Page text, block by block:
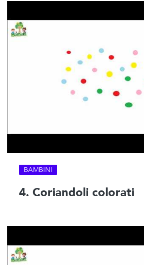
BAMBINI
4. Coriandoli colorati